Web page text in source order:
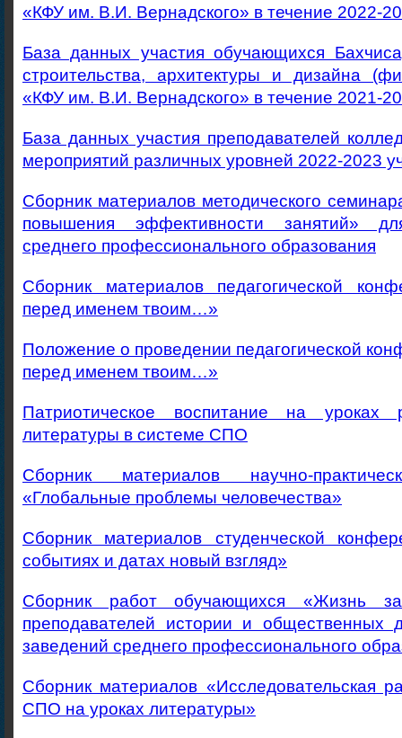
«КФУ им. В.И. Вернадского» в течение 2022-
База данных участия обучающихся
строительства, архитектуры и дизайна
«КФУ им. В.И. Вернадского» в течение 2021-
База данных участия преподавателей
мероприятий различных уровней 2022-2023
Сборник материалов методического
повышения эффективности занятий»
среднего профессионального образования
Сборник материалов педагогической
перед именем твоим…»
Положение о проведении педагогической
перед именем твоим…»
Патриотическое воспитание на уроках
литературы в системе СПО
Сборник материалов научно-
«Глобальные проблемы человечества»
Сборник материалов студенческой
событиях и датах новый взгляд»
Сборник работ обучающихся «Жизнь
преподавателей истории и общественных
заведений среднего профессионального
Сборник материалов «Исследовательская
СПО на уроках литературы»